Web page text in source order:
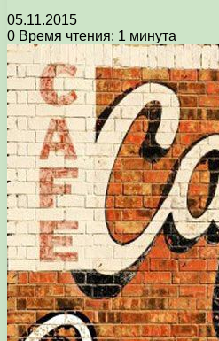
05.11.2015
0 Время чтения: 1 минута